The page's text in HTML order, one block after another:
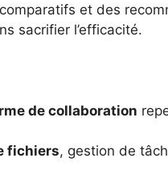
et des
sacrifier l’efficacité.
de collaboration
fichiers, gestion de